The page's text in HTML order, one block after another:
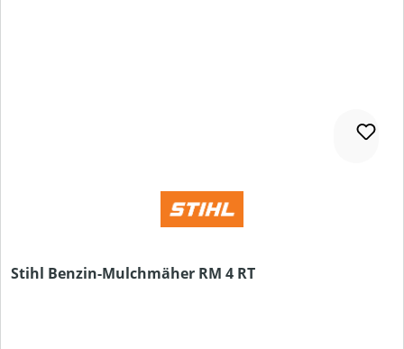
Stihl Benzin-Mulchmäher RM 4 RT